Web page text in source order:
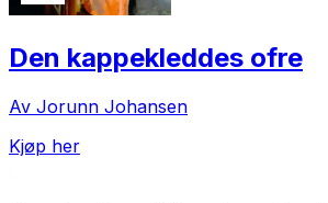
Den kappekleddes ofre
Av Jorunn Johansen
Kjøp her